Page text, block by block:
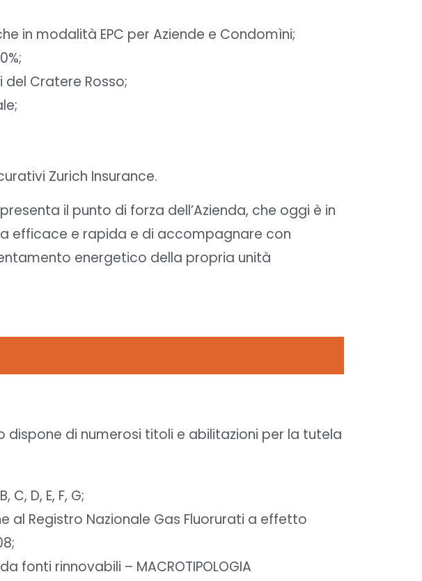
in modalità EPC per Aziende e Condomìni;
del Cratere Rosso;
Zurich Insurance.
il punto di forza dell’Azienda, che oggi è in
efficace e rapida e di accompagnare con
energetico della propria unità
di numerosi titoli e abilitazioni per la tutela
D, E, F, G;
al Registro Nazionale Gas Fluorurati a effetto
fonti rinnovabili – MACROTIPOLOGIA